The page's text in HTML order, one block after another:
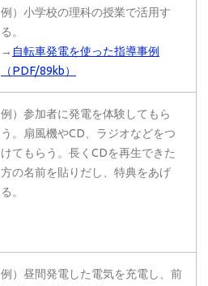
例）小学校の理科の授業で活用す
る。
→ 自転車発電を使った指導事例
（PDF/89kb）
例）参加者に発電を体験してもら
う。扇風機やCD、ラジオなどをつ
けてもらう。長くCDを再生できた
方の名前を貼りだし、特典をあげ
る。
例）昼間発電した電気を充電し、前